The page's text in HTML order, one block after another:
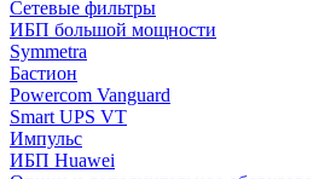
Сетевые фильтры
ИБП большой мощности
Symmetra
Бастион
Powercom Vanguard
Smart UPS VT
Импульс
ИБП Huawei